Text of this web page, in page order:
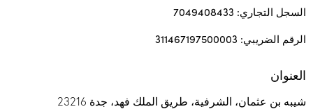
السجل التجاري: 7049408433
الرقم الضريبي: 311467197500003
العنوان
شيبه بن عثمان، الشرفية، طريق الملك فهد، جدة 23216